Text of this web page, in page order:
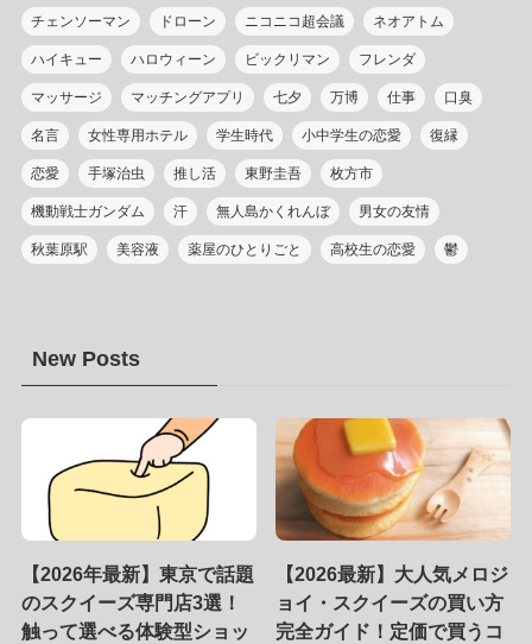
チェンソーマン ドローン ニコニコ超会議 ネオアトム
ハイキュー ハロウィーン ビックリマン フレンダ
マッサージ マッチングアプリ 七夕 万博 仕事 口臭
名言 女性専用ホテル 学生時代 小中学生の恋愛 復縁
恋愛 手塚治虫 推し活 東野圭吾 枚方市
機動戦士ガンダム 汗 無人島かくれんぼ 男女の友情
秋葉原駅 美容液 薬屋のひとりごと 高校生の恋愛 鬱
New Posts
【2026年最新】東京で話題
のスクイーズ専門店3選！
触って選べる体験型ショッ
【2026最新】大人気メロジ
ョイ・スクイーズの買い方
完全ガイド！定価で買うコ